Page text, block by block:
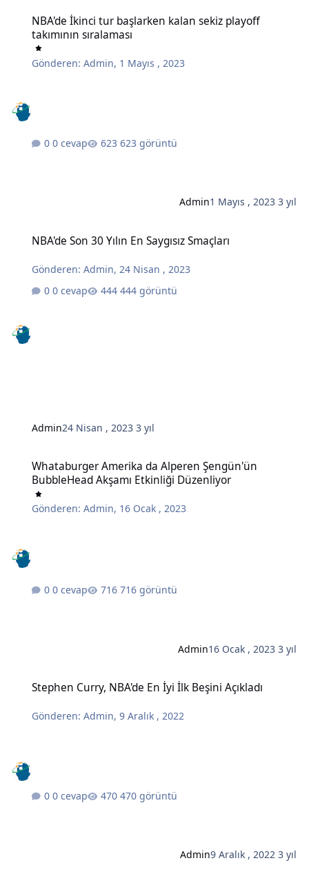
NBA'de İkinci tur başlarken kalan sekiz playoff
takımının sıralaması
Gönderen:Admin, 1 Mayıs , 2023
0 cevap 623 görüntü
Admin1 Mayıs , 2023 3 yıl
NBA'de Son 30 Yılın En Saygısız Smaçları
Gönderen:Admin, 24 Nisan , 2023
0 cevap
444 görüntü
Admin24 Nisan , 20233 yıl
Whataburger Amerika da Alperen Şengün'ün
BubbleHead Akşamı Etkinliği Düzenliyor
Gönderen:Admin, 16 Ocak , 2023
0 cevap 716 görüntü
Admin16 Ocak , 2023 3 yıl
Stephen Curry, NBA'de En İyi İlk Beşini Açıkladı
Gönderen:Admin,9 Aralık , 2022
0 cevap 470 görüntü
Admin9 Aralık , 2022 3 yıl